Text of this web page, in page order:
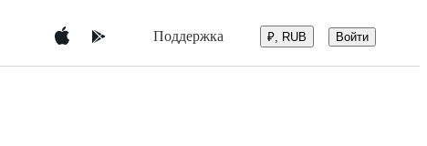
Поддержка ₽, RUB Войти